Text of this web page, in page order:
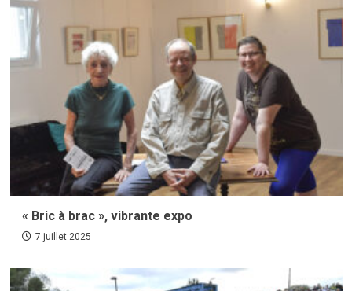
« Bric à brac », vibrante expo
7 juillet 2025